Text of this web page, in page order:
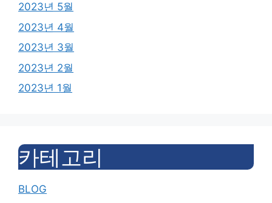
2023년 5월
2023년 4월
2023년 3월
2023년 2월
2023년 1월
카테고리
BLOG